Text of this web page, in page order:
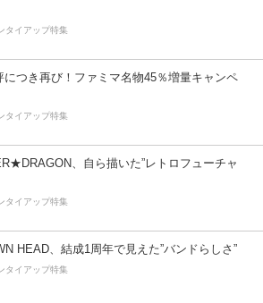
タイアップ特集
につき再び！ファミマ名物45％増量キャンペ
タイアップ特集
、自ら描いた”レトロフューチャ
タイアップ特集
HEAD、結成1周年で見えた”バンドらしさ”
タイアップ特集